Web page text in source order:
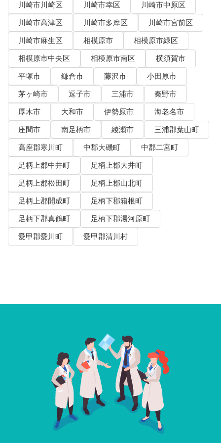
川崎市川崎区
川崎市幸区
川崎市中原区
川崎市高津区
川崎市多摩区
川崎市宮前区
川崎市麻生区
相模原市
相模原市緑区
相模原市中央区
相模原市南区
横須賀市
平塚市
鎌倉市 藤沢市
小田原市
茅ヶ崎市
逗子市 三浦市
秦野市
厚木市
大和市 伊勢原市
海老名市
座間市
南足柄市 綾瀬市
三浦郡葉山町
高座郡寒川町
中郡大磯町
中郡二宮町
足柄上郡中井町
足柄上郡大井町
足柄上郡松田町
足柄上郡山北町
足柄上郡開成町
足柄下郡箱根町
足柄下郡真鶴町
足柄下郡湯河原町
愛甲郡愛川町
愛甲郡清川村